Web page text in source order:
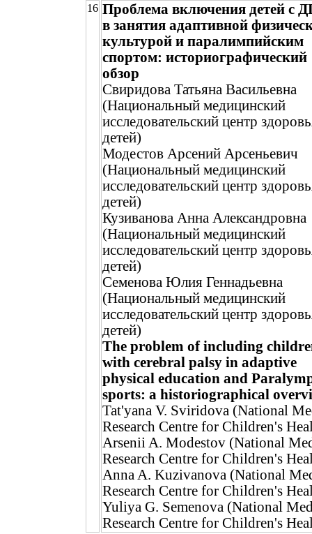
16 Проблема включения детей с
в занятия адаптивной
культурой и паралимпийским
спортом: историографический
обзор
Свиридова Татьяна Васильевна
(Национальный медицинский
исследовательский центр
детей)
Модестов Арсений Арсеньевич
(Национальный медицинский
исследовательский центр
детей)
Кузиванова Анна Александровна
(Национальный медицинский
исследовательский центр
детей)
Семенова Юлия Геннадьевна
(Национальный медицинский
исследовательский центр
детей)
The problem of including
with cerebral palsy in adaptive
physical education and
sports: a historiographical
Tat'yana V. Sviridova (National
Research Centre for Children's
Arsenii A. Modestov (National
Research Centre for Children's
Anna A. Kuzivanova (National
Research Centre for Children's
Yuliya G. Semenova (National
Research Centre for Children's